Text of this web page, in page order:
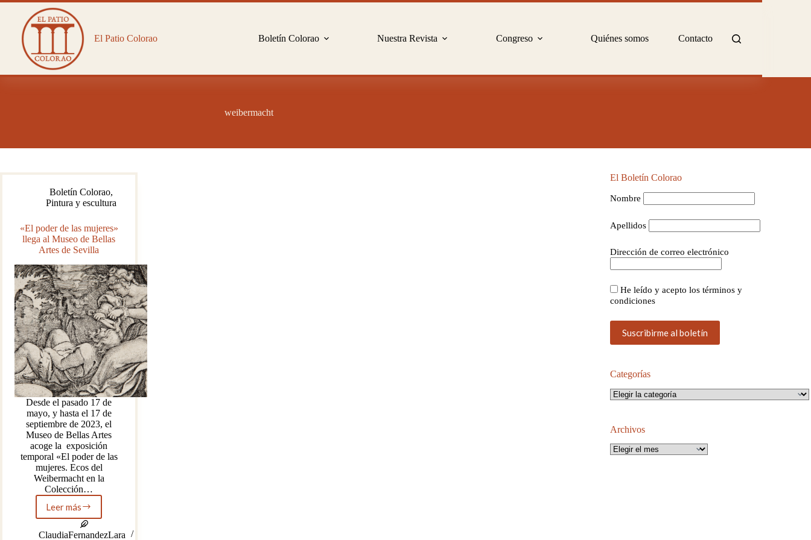
Saltar
contenido
El Patio Colorao
Boletín Colorao Nuestra Revista Congreso Quiénes somos Contacto
weibermacht
Boletín Colorao,
Pintura y escultura
«El poder de las mujeres»
llega al Museo de Bellas
Artes de Sevilla
Desde el pasado 17 de
mayo, y hasta el 17 de
septiembre de 2023, el
Museo de Bellas Artes
acoge la exposición
temporal «El poder de las
mujeres. Ecos del
Weibermacht en la
Colección…
Leer más
«El
poder
de
ClaudiaFernandezLara
El Boletín Colorao
Nombre
Apellidos
Dirección de correo electrónico
He leído y acepto los términos y
condiciones
Categorías
Categorías
Archivos
Archivos